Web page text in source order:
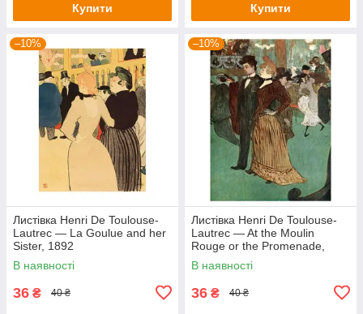
Купити Купити
–10%
Листівка Henri De Toulouse-
Lautrec — La Goulue and her
Sister, 1892
В наявності
36 ₴ 40 ₴
–10%
Листівка Henri De Toulouse-
Lautrec — At the Moulin
Rouge or the Promenade,
1891
В наявності
36 ₴ 40 ₴